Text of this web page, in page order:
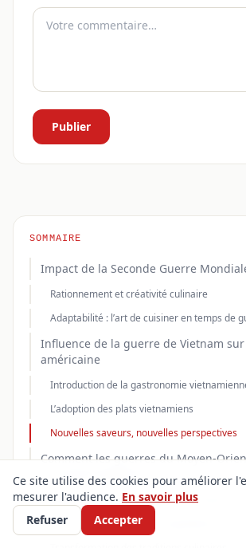
Publier
SOMMAIRE
Impact de la Seconde Guerre
Rationnement et créativité culinaire
Adaptabilité : l’art de cuisiner en temps de
Influence de la guerre de Vietnam
américaine
Introduction de la gastronomie
L’adoption des plats vietnamiens
Nouvelles saveurs, nouvelles perspectives
Comment les guerres du Moyen-
la cuisine moderne
Influence de la cuisine du Moyen-Orient
Introduction de nouveaux ingrédients
Ce site utilise des cookies pour améliorer
mesurer l'audience. En savoir plus
Refuser
Accepter